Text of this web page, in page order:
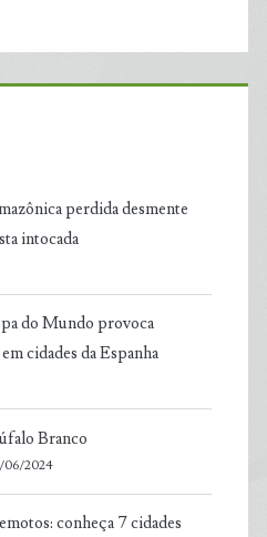
perdida desmente
intocada
do Mundo provoca
cidades da Espanha
Branco
06/2024
conheça 7 cidades